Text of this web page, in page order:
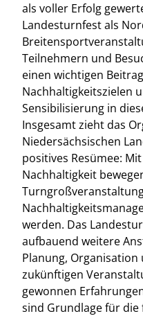
als voller Erfolg
Landesturnfest als
Teilnehmern und
einen wichtigen
Nachhaltigkeitszielen
Sensibilisierung in
Insgesamt zieht das
Niedersächsischen
positives Resümee:
Nachhaltigkeit
werden. Das
aufbauend weitere
Planung,
zukünftigen
gewonnen
sind Grundlage für